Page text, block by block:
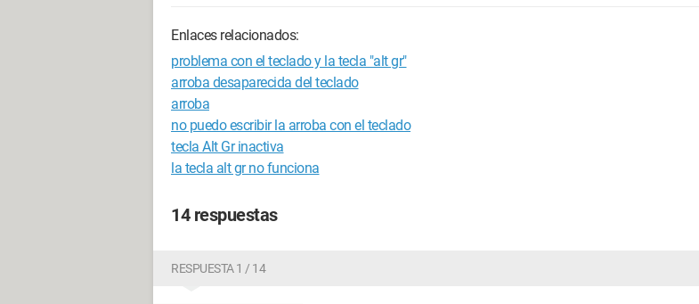
Enlaces relacionados:
problema con el teclado y la tecla "alt gr"
arroba desaparecida del teclado
arroba
no puedo escribir la arroba con el teclado
tecla Alt Gr inactiva
la tecla alt gr no funciona
14 respuestas
RESPUESTA 1 / 14